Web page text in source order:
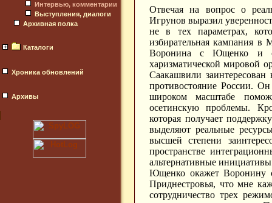
Интервью, комментарии
Выступления, диалоги
Архивная полка
Каталоги
Хроника обновлений
Архивы
Отвечая на вопрос о
Игрунов выразил
не в тех параметрах,
избирательная кампания в
Воронина с Ющенко и
харизматической мировой
Саакашвили
противостояние России.
широком масштабе
осетинскую проблемы.
которая получает
выделяют реальные
высшей степени
пространстве
альтернативные
Ющенко окажет Воронину
Приднестровья, что мне
сотрудничество трех